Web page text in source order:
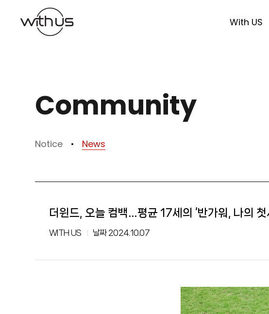
With US
Community
Notice News
더윈드, 오늘 컴백…평균 17세의 ‘반가워, 나의
WITH US 날짜2024.10.07